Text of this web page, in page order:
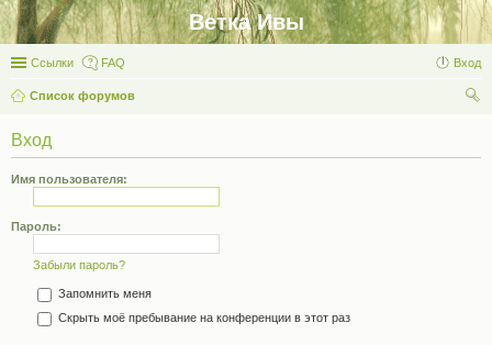
Ветка Ивы
Ссылки FAQ Вход
Список форумов
Вход
Имя пользователя:
Пароль:
Забыли пароль?
Запомнить меня
Скрыть моё пребывание на конференции в этот раз